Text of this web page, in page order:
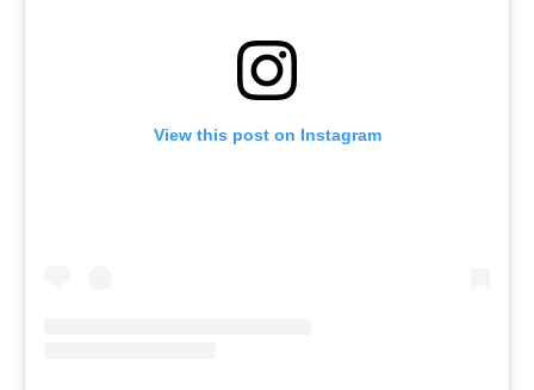
View this post on Instagram